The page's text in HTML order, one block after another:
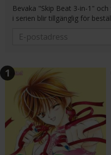
Bevaka "Skip Beat 3-in-1"
i serien blir tillgänglig för
1